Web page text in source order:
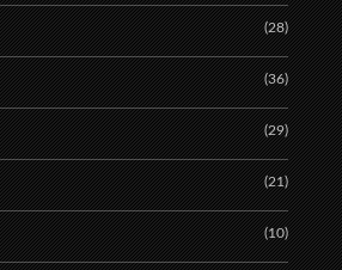
(28)
(36)
(29)
(21)
(10)